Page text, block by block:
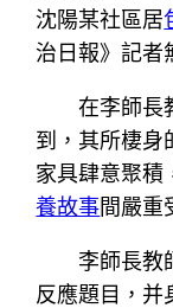
沈陽某社區居
治日報》記者
在李師長
到，其所棲身
家具肆意聚積
養故事間嚴重
李師長教
反應題目，并